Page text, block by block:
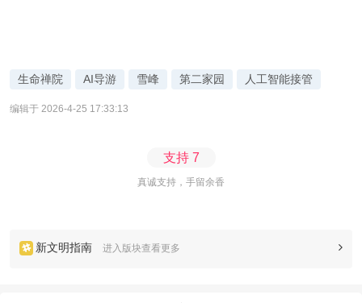
生命禅院 AI导游 雪峰 第二家园 人工智能接管
编辑于 2026-4-25 17:33:13
支持7
真诚支持，手留余香
新文明指南 进入版块查看更多